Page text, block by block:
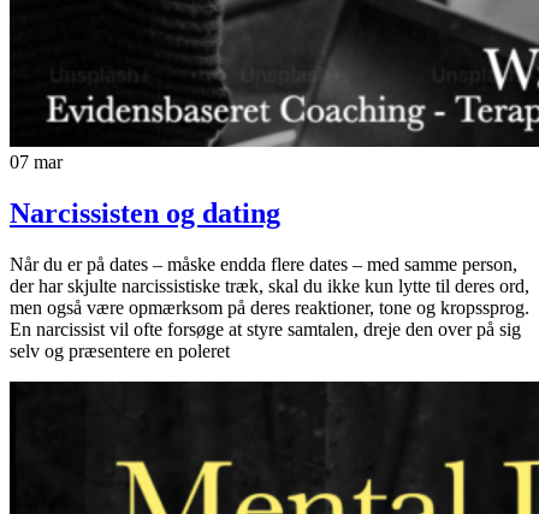
07 mar
Narcissisten og dating
Når du er på dates – måske endda flere dates – med samme person,
der har skjulte narcissistiske træk, skal du ikke kun lytte til deres ord,
men også være opmærksom på deres reaktioner, tone og kropssprog.
En narcissist vil ofte forsøge at styre samtalen, dreje den over på sig
selv og præsentere en poleret